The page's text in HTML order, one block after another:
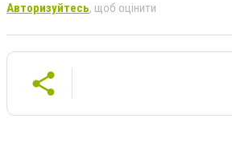
Авторизуйтесь, щоб оцінити